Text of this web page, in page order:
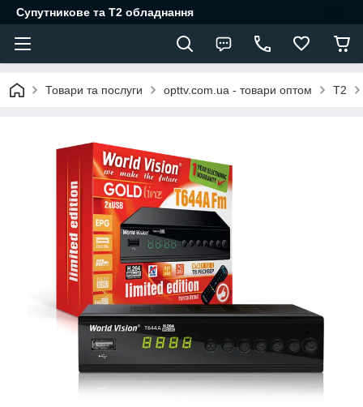
Супутникове та Т2 обладнання
Товари та послуги opttv.com.ua - товари оптом Т2